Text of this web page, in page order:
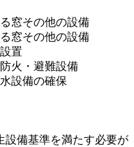
窓その他の設備
窓その他の設備
置
火・避難設備
設備の確保
設備基準を満たす必要が